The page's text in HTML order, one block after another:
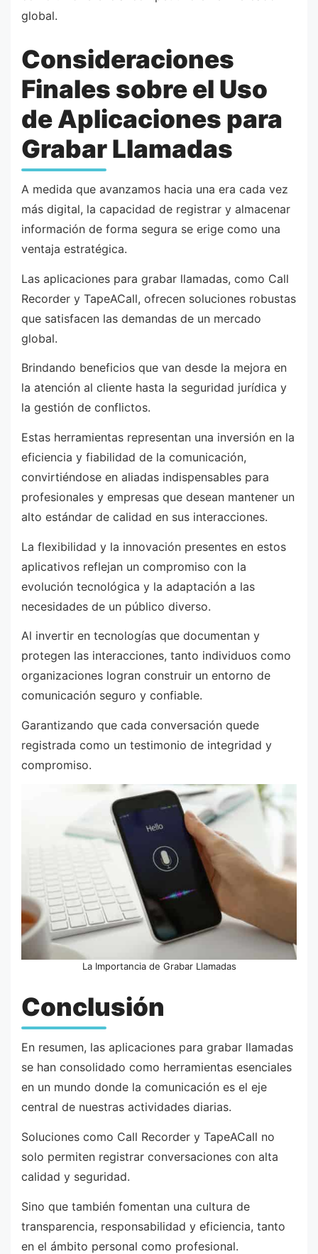
global.
Consideraciones
Finales sobre el Uso
de Aplicaciones para
Grabar Llamadas
A medida que avanzamos hacia una era cada vez
más digital, la capacidad de registrar y almacenar
información de forma segura se erige como una
ventaja estratégica.
Las aplicaciones para grabar llamadas, como Call
Recorder y TapeACall, ofrecen soluciones robustas
que satisfacen las demandas de un mercado
global.
Brindando beneficios que van desde la mejora en
la atención al cliente hasta la seguridad jurídica y
la gestión de conflictos.
Estas herramientas representan una inversión en la
eficiencia y fiabilidad de la comunicación,
convirtiéndose en aliadas indispensables para
profesionales y empresas que desean mantener un
alto estándar de calidad en sus interacciones.
La flexibilidad y la innovación presentes en estos
aplicativos reflejan un compromiso con la
evolución tecnológica y la adaptación a las
necesidades de un público diverso.
Al invertir en tecnologías que documentan y
protegen las interacciones, tanto individuos como
organizaciones logran construir un entorno de
comunicación seguro y confiable.
Garantizando que cada conversación quede
registrada como un testimonio de integridad y
compromiso.
La Importancia de Grabar Llamadas
Conclusión
En resumen, las aplicaciones para grabar llamadas
se han consolidado como herramientas esenciales
en un mundo donde la comunicación es el eje
central de nuestras actividades diarias.
Soluciones como Call Recorder y TapeACall no
solo permiten registrar conversaciones con alta
calidad y seguridad.
Sino que también fomentan una cultura de
transparencia, responsabilidad y eficiencia, tanto
en el ámbito personal como profesional.